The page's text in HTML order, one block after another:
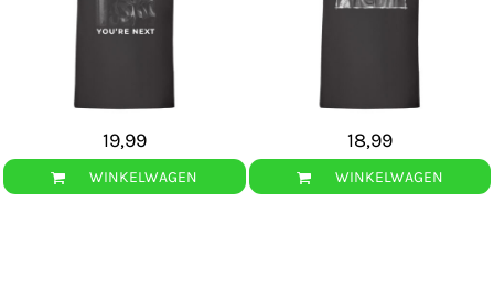
19,99
WINKELWAGEN
18,99
WINKELWAGEN